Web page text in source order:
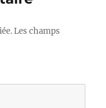
Les champs